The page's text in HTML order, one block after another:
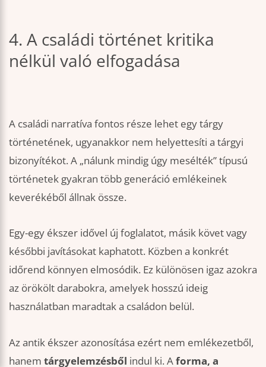
4. A családi történet kritika
nélkül való elfogadása
A családi narratíva fontos része lehet egy tárgy
történetének, ugyanakkor nem helyettesíti a tárgyi
bizonyítékot. A „nálunk mindig úgy mesélték” típusú
történetek gyakran több generáció emlékeinek
keverékéből állnak össze.
Egy-egy ékszer idővel új foglalatot, másik követ vagy
későbbi javításokat kaphatott. Közben a konkrét
időrend könnyen elmosódik. Ez különösen igaz azokra
az örökölt darabokra, amelyek hosszú ideig
használatban maradtak a családon belül.
Az antik ékszer azonosítása ezért nem emlékezetből,
hanem tárgyelemzésből indul ki. Aforma, a